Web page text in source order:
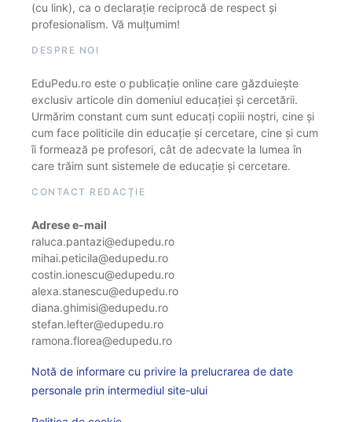
(cu link), ca o declarație reciprocă de respect și
profesionalism. Vă mulțumim!
DESPRE NOI
EduPedu.ro este o publicație online care găzduiește
exclusiv articole din domeniul educației și cercetării.
Urmărim constant cum sunt educați copiii noștri, cine și
cum face politicile din educație și cercetare, cine și cum
îi formează pe profesori, cât de adecvate la lumea în
care trăim sunt sistemele de educație și cercetare.
CONTACT REDACȚIE
Adrese e-mail
raluca.pantazi@edupedu.ro
mihai.peticila@edupedu.ro
costin.ionescu@edupedu.ro
alexa.stanescu@edupedu.ro
diana.ghimisi@edupedu.ro
stefan.lefter@edupedu.ro
ramona.florea@edupedu.ro
Notă de informare cu privire la prelucrarea de date
personale prin intermediul site-ului